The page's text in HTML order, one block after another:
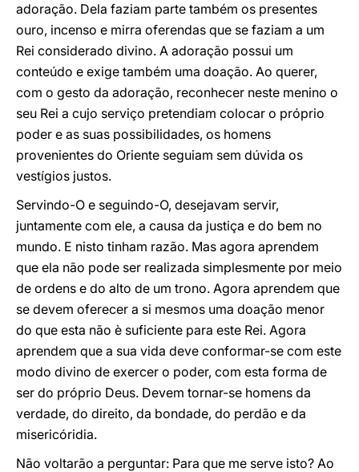
adoração. Dela faziam parte também os presentes
ouro, incenso e mirra oferendas que se faziam a um
Rei considerado divino. A adoração possui um
conteúdo e exige também uma doação. Ao querer,
com o gesto da adoração, reconhecer neste menino o
seu Rei a cujo serviço pretendiam colocar o próprio
poder e as suas possibilidades, os homens
provenientes do Oriente seguiam sem dúvida os
vestígios justos.
Servindo-O e seguindo-O, desejavam servir,
juntamente com ele, a causa da justiça e do bem no
mundo. E nisto tinham razão. Mas agora aprendem
que ela não pode ser realizada simplesmente por meio
de ordens e do alto de um trono. Agora aprendem que
se devem oferecer a si mesmos uma doação menor
do que esta não è suficiente para este Rei. Agora
aprendem que a sua vida deve conformar-se com este
modo divino de exercer o poder, com esta forma de
ser do próprio Deus. Devem tornar-se homens da
verdade, do direito, da bondade, do perdão e da
misericóridia.
Não voltarão a perguntar: Para que me serve isto? Ao